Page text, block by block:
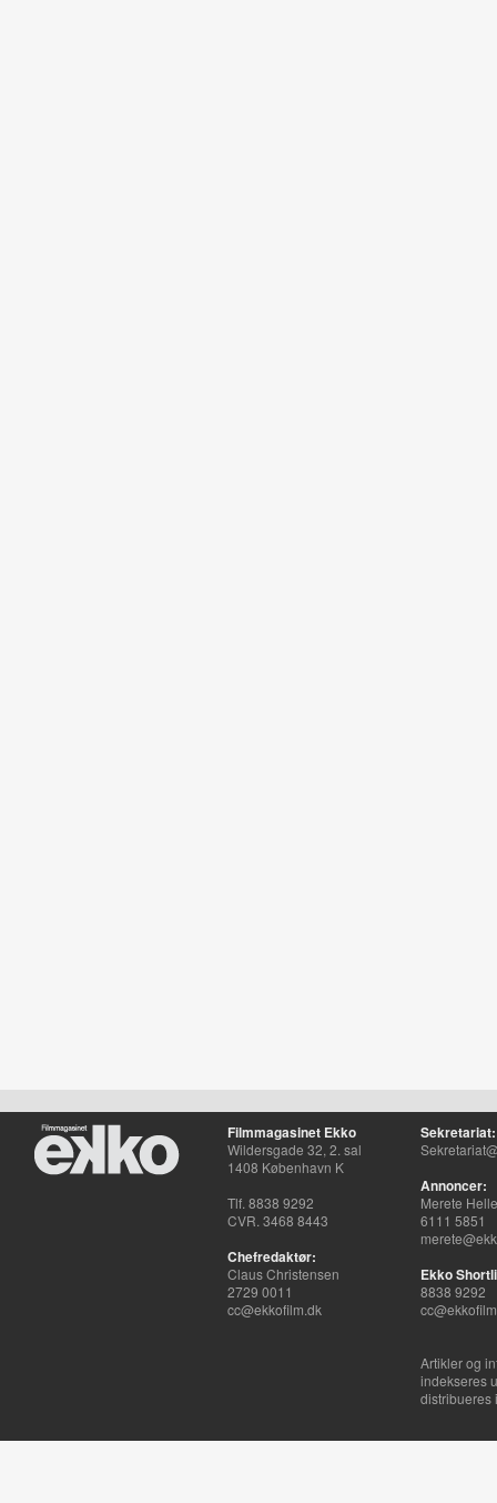
Filmmagasinet Ekko
Wildersgade 32, 2. sal
1408 København K
Tlf. 8838 9292
CVR. 3468 8443
Chefredaktør:
Claus Christensen
2729 0011
cc@ekkofilm.dk
Sekretariat:
Annoncer:
Merete
6111 5851
Ekko
8838 9292
Artikler og
indekseres
distribueres